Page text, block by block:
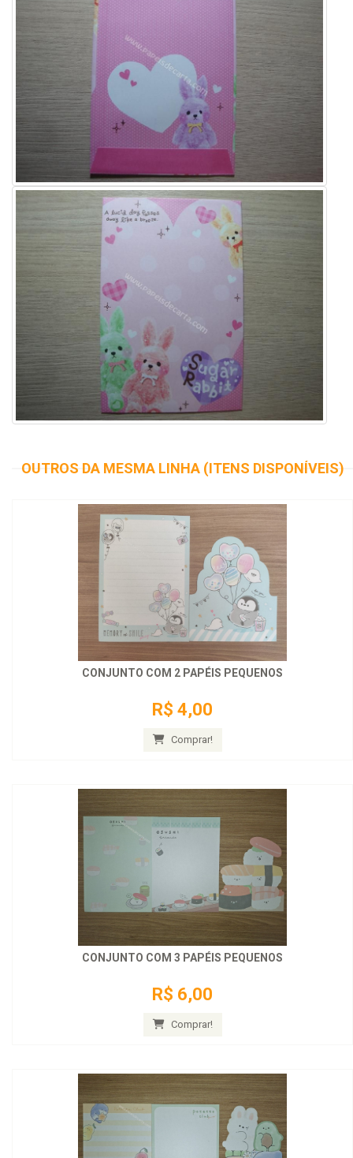
OUTROS DA MESMA LINHA (ITENS DISPONÍVEIS)
CONJUNTO COM 2 PAPÉIS PEQUENOS
R$ 4,00
Comprar!
CONJUNTO COM 3 PAPÉIS PEQUENOS
R$ 6,00
Comprar!